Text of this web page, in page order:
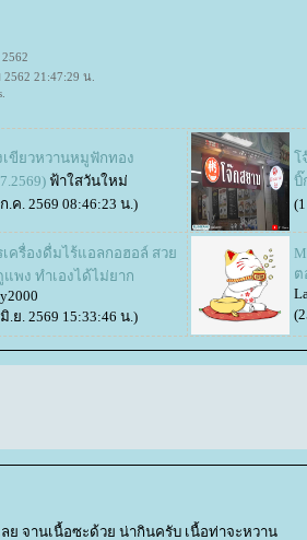
21:47:29 น.
ขียวหวานหมูฟักทอง
ฟ้าใสวันใหม่
.ค. 2569 08:46:23 น.)
จ๊
บิ๊
เครื่องดื่มไร้แอลกอฮอล์ สว
แพง ทำเองได้ไม่ยาก
.ย. 2569 15:33:46 น.)
ต
ย จานเนื้อซะด้วย น่ากินครับ เนื้อท่าจะหวาน